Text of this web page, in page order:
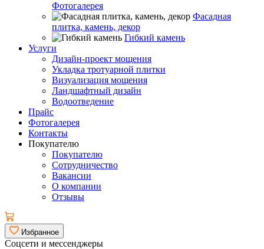
Фотогалерея
Фасадная
плитка, камень, декор
Гибкий камень
Услуги
Дизайн-проект мощения
Укладка тротуарной плитки
Визуализация мощения
Ландшафтный дизайн
Водоотведение
Прайс
Фотогалерея
Контакты
Покупателю
Покупателю
Сотрудничество
Вакансии
О компании
Отзывы
Избранное
Соцсети и мессенджеры